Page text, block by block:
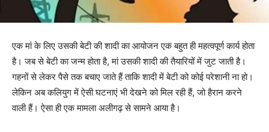
एक मां के लिए उसकी बेटी की शादी का आयोजन एक बहुत ही महत्वपूर्ण कार्य होता
है। जब से बेटी का जन्म होता है, मां उसकी शादी की तैयारियों में जुट जाती है।
गहनों से लेकर पैसे तक बचाए जाते हैं ताकि शादी में बेटी को कोई परेशानी ना हो।
लेकिन अब कलियुग में ऐसी घटनाएं भी देखने को मिल रही हैं, जो हैरान करने
वाली हैं। ऐसा ही एक मामला अलीगढ़ से सामने आया है।